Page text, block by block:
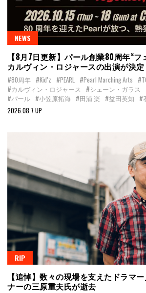
NEWS
【8月7日更新】パール創業80周年“
カルヴィン・ロジャースの出演が決定
#80周年 #Kid’z #PEARL #Pearl Marching Arts
#カルヴィン・ロジャース
#シェーン・ガラス
#パール #小笠原拓海 #田浦 楽 #益田英知 #
2026.08.7 UP
RIP
【追悼】数々の現場を支えたドラマ
ナーの三原重夫氏が逝去